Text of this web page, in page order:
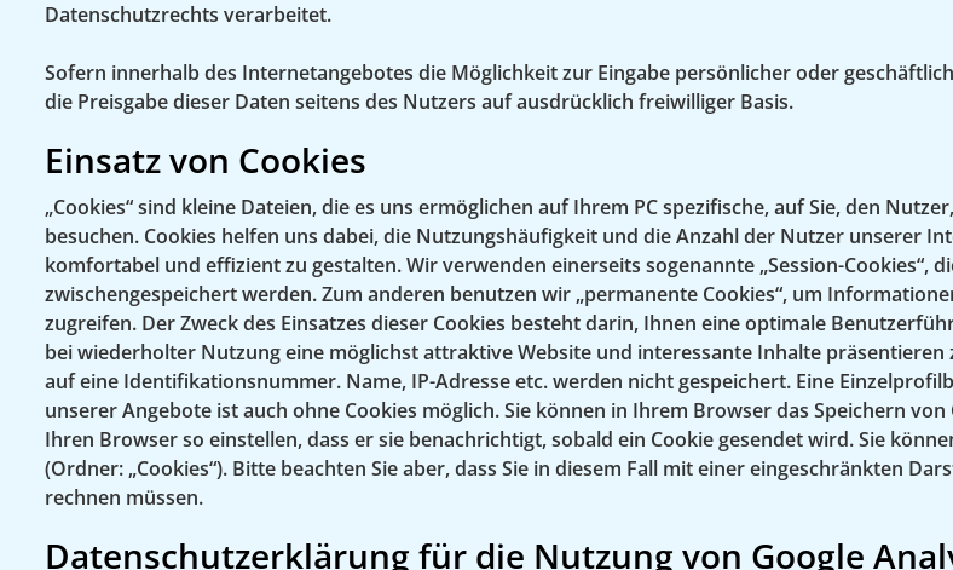
Datenschutzrechts verarbeitet.
Sofern innerhalb des Internetangebotes die Möglichkeit zur Eingabe persönlicher oder
die Preisgabe dieser Daten seitens des Nutzers auf ausdrücklich freiwilliger Basis.
Einsatz von Cookies
„Cookies“ sind kleine Dateien, die es uns ermöglichen auf Ihrem PC spezifische, auf Sie, den
besuchen. Cookies helfen uns dabei, die Nutzungshäufigkeit und die Anzahl der Nutzer unserer
komfortabel und effizient zu gestalten. Wir verwenden einerseits sogenannte „Session-
zwischengespeichert werden. Zum anderen benutzen wir „permanente Cookies“, um
zugreifen. Der Zweck des Einsatzes dieser Cookies besteht darin, Ihnen eine optimale
bei wiederholter Nutzung eine möglichst attraktive Website und interessante Inhalte
auf eine Identifikationsnummer. Name, IP-Adresse etc. werden nicht gespeichert. Eine
unserer Angebote ist auch ohne Cookies möglich. Sie können in Ihrem Browser das Speichern
Ihren Browser so einstellen, dass er sie benachrichtigt, sobald ein Cookie gesendet wird. Sie
(Ordner: „Cookies“). Bitte beachten Sie aber, dass Sie in diesem Fall mit einer eingeschränkten
rechnen müssen.
Datenschutzerklärung für die Nutzung von Google